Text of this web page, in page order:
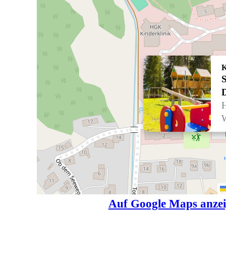
Auf Google Maps